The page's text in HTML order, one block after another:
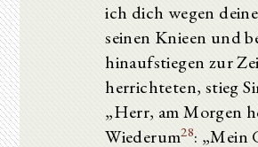
ich dich wegen
seinen Knieen und
hinaufstiegen zur
herrichteten, stieg
„Herr, am Morgen
Wiederum28: „Mein